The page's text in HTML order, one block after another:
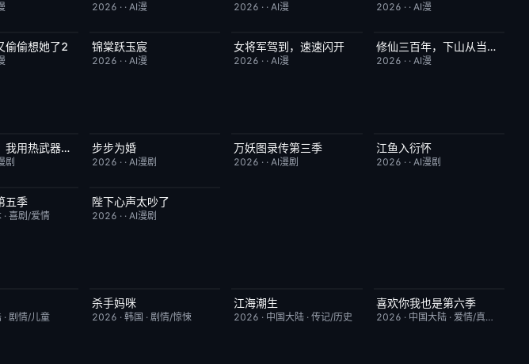
2026 · · AI漫 2026 · ·AI漫 2026 · · AI漫
9.0
偷偷想她了2 完结
锦棠跃玉宸
2026 · · AI漫
完结 4.0
女将军驾到，速速闪开
2026 · ·AI漫
完结 5.0修仙三百年，下山从当奶爸开始
2026 · · AI漫
10.0两界穿梭：我用热武器物理横推修真界
剧
完结
步步为婚
2026 · · AI漫剧
完结
万妖图录传第三季
2026 · ·AI漫剧
完结
江鱼入衍怀
2026 · · AI漫剧
五季
· 喜剧/爱情
完结
陛下心声太吵了
2026 · · AI漫剧
· 剧情/儿童
更新至第02集
杀手妈咪
2026 · 韩国 · 剧情/惊悚
更新至第24集
江海潮生
2026 · 中国大陆 ·传记/历史
昨日更新
喜欢你我也是第六季
2026 · 中国大陆· 爱情/真人秀